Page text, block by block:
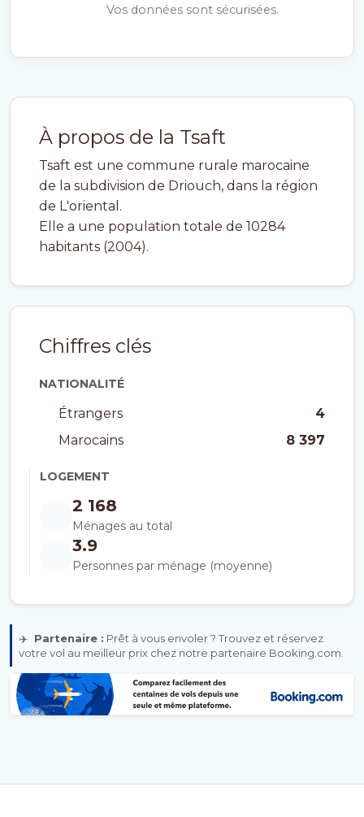
À propos de la Tsaft
Tsaft est une commune rurale marocaine
de la subdivision de Driouch, dans la région
de L'oriental.
Elle a une population totale de 10284
habitants (2004).
Chiffres clés
NATIONALITÉ
Étrangers
4
Marocains
8 397
LOGEMENT
2 168
Ménages au total
3.9
Personnes par ménage (moyenne)
✈️ Partenaire : Prêt à vous envoler ? Trouvez et réservez
votre vol au meilleur prix chez notre partenaire Booking.com.
Vos données sont sécurisées.